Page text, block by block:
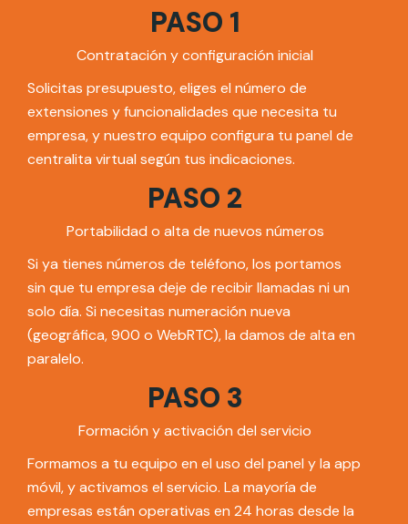
PASO 1
Contratación y configuración inicial
Solicitas presupuesto, eliges el número de
extensiones y funcionalidades que necesita tu
empresa, y nuestro equipo configura tu panel de
centralita virtual según tus indicaciones.
PASO 2
Portabilidad o alta de nuevos números
Si ya tienes números de teléfono, los portamos
sin que tu empresa deje de recibir llamadas ni un
solo día. Si necesitas numeración nueva
(geográfica, 900 o WebRTC), la damos de alta en
paralelo.
PASO 3
Formación y activación del servicio
Formamos a tu equipo en el uso del panel y la app
móvil, y activamos el servicio. La mayoría de
empresas están operativas en 24 horas desde la